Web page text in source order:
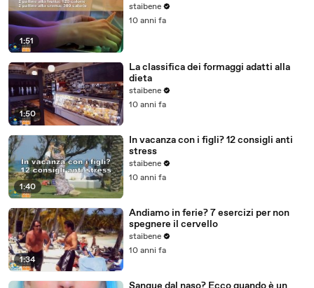
1:51
staibene
10 anni fa
1:50
La classifica dei formaggi adatti alla
dieta
staibene
10 anni fa
1:40
In vacanza con i figli? 12 consigli anti
stress
staibene
10 anni fa
1:34
Andiamo in ferie? 7 esercizi per non
spegnere il cervello
staibene
10 anni fa